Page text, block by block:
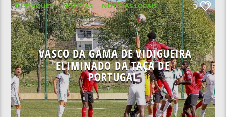
DESTAQUES NOTICIAS
NOTÍCIAS LOCAIS
NOTÍCIAS NACIONAIS
0
VASCO DA GAMA DE VIDIGUEIRA
ELIMINADO DA TAÇA DE
PORTUGAL